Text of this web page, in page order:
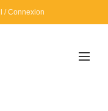
/ Connexion